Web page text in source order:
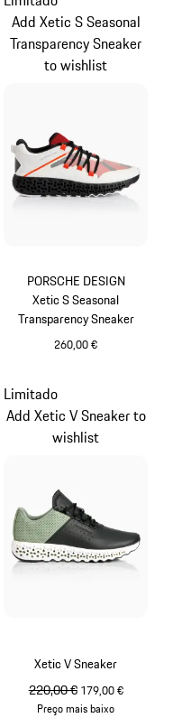
PORSCHE DESIGN
Xetic S Seasonal
Transparency Sneaker
260,00 €
Add Xetic S Seasonal
Transparency Sneaker
to wishlist
Xetic V Sneaker
preço original
220,00 €preço de venda
179,00 €
Preço mais baixo
Limitado
Add Xetic V Sneaker to
wishlist